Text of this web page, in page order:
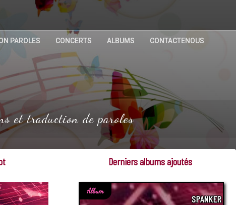
PAROLES CONCERTS ALBUMS CONTACTENOUS
et traduction de paroles
Derniers albums ajoutés
Album
SPANKER